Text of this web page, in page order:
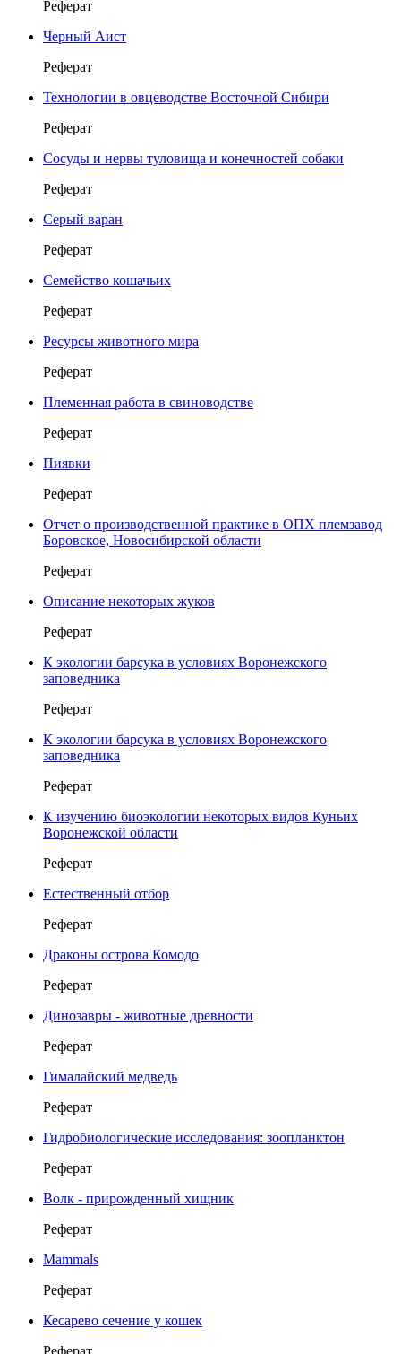
Реферат
Черный Аист
Реферат
Технологии в овцеводстве Восточной Сибири
Реферат
Сосуды и нервы туловища и конечностей собаки
Реферат
Серый варан
Реферат
Семейство кошачьих
Реферат
Ресурсы животного мира
Реферат
Племенная работа в свиноводстве
Реферат
Пиявки
Реферат
Отчет о производственной практике в ОПХ племзавод
Боровское, Новосибирской области
Реферат
Описание некоторых жуков
Реферат
К экологии барсука в условиях Воронежского
заповедника
Реферат
К экологии барсука в условиях Воронежского
заповедника
Реферат
К изучению биоэкологии некоторых видов Куньих
Воронежской области
Реферат
Естественный отбор
Реферат
Драконы острова Комодо
Реферат
Динозавры - животные древности
Реферат
Гималайский медведь
Реферат
Гидробиологические исследования: зоопланктон
Реферат
Волк - прирожденный хищник
Реферат
Mammals
Реферат
Кесарево сечение у кошек
Реферат